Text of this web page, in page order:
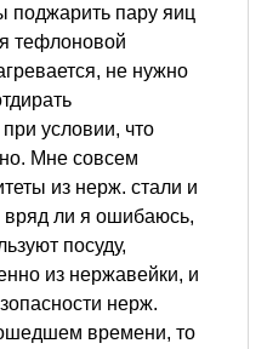
поджарить пару яиц
тефлоновой
не нужно
условии, что
Мне совсем
из нерж. стали и
вряд ли я ошибаюсь,
посуду,
из нержавейки, и
нерж.
времени, то